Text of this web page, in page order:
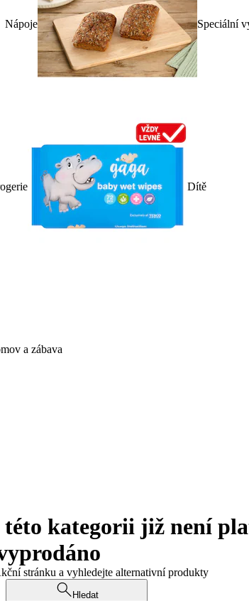
Nápoje Speciální
Dítě
a zábava
kategorii již není
stránku a vyhledejte alternativní produkty
Hledat